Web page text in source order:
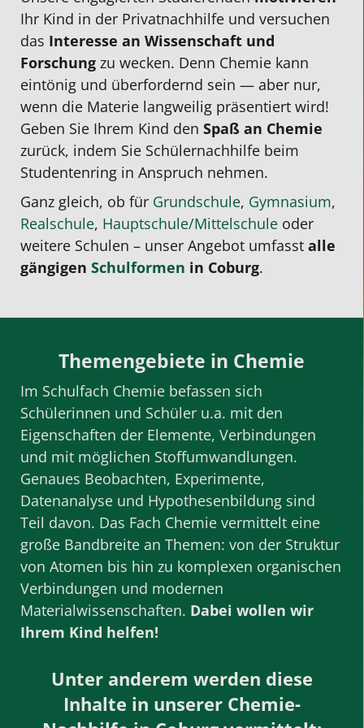
Ihr Kind in der Privatnachhilfe und versuchen
das Interesse an Wissenschaft und
Forschung zu wecken. Denn Chemie kann
eintönig und überfordernd sein — aber nur,
wenn die Materie langweilig präsentiert wird!
Geben Sie Ihrem Kind den Spaß an Chemie
zurück, indem Sie Schülernachhilfe beim
Studentenring in Anspruch nehmen.
Ganz gleich, ob für Grundschule, Gymnasium,
Realschule, Hauptschule/Mittelschule oder
weitere Schulen – unser Angebot umfasst alle
gängigen Schulformen in Coburg.
Themengebiete in Chemie
Im Schulfach Chemie befassen sich
Schülerinnen und Schüler u.a. mit den
Eigenschaften der Elemente, Verbindungen
und mit möglichen Stoffumwandlungen.
Genaues Beobachten, Experimente,
Datenanalyse und Hypothesenbildung sind
Teil davon. Das Fach Chemie vermittelt eine
große Bandbreite an Themen: von der Struktur
von Atomen bis hin zu komplexen organischen
Verbindungen und modernen
Materialwissenschaften. Dabei wollen wir
Ihrem Kind helfen!
Unter anderem werden diese
Inhalte in unserer Chemie-